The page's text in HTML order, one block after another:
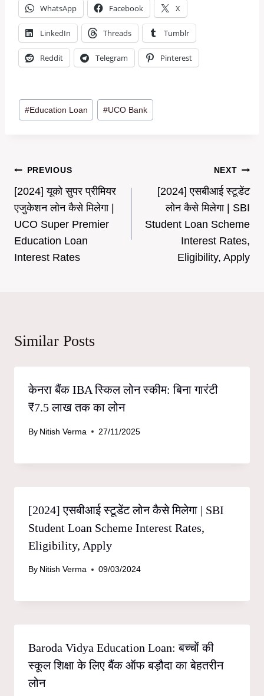
WhatsApp Facebook X
LinkedIn Threads Tumblr
Reddit Telegram Pinterest
Post
Tags:
#Education Loan #UCO Bank
Post
navigation
PREVIOUS
[2024] यूको सुपर प्रीमियर
एजुकेशन लोन कैसे मिलेगा |
UCO Super Premier
Education Loan
Interest Rates
NEXT
[2024] एसबीआई स्टूडेंट
लोन कैसे मिलेगा | SBI
Student Loan Scheme
Interest Rates,
Eligibility, Apply
Similar Posts
केनरा बैंक IBA स्किल लोन स्कीम: बिना गारंटी
₹7.5 लाख तक का लोन
By Nitish Verma 27/11/2025
[2024] एसबीआई स्टूडेंट लोन कैसे मिलेगा | SBI
Student Loan Scheme Interest Rates,
Eligibility, Apply
By Nitish Verma 09/03/2024
Baroda Vidya Education Loan: बच्चों की
स्कूल शिक्षा के लिए बैंक ऑफ बड़ौदा का बेहतरीन
लोन